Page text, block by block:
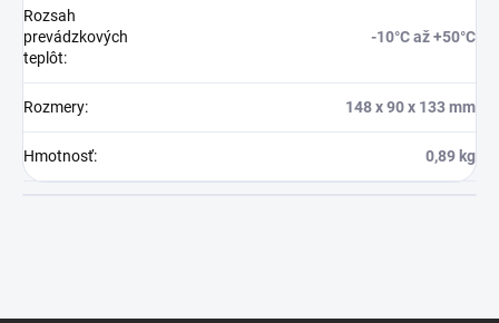
Rozsah
prevádzkových
teplôt:
-10°C až +50°C
Rozmery: 148 x 90 x 133 mm
Hmotnosť: 0,89 kg